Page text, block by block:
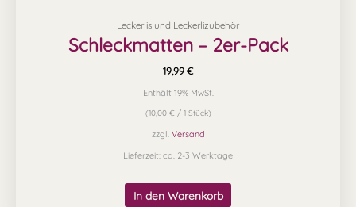
Leckerlis und Leckerlizubehör
Schleckmatten – 2er-Pack
19,99 €
Enthält 19% MwSt.
(10,00 € / 1 Stück)
zzgl. Versand
Lieferzeit: ca. 2-3 Werktage
In den Warenkorb